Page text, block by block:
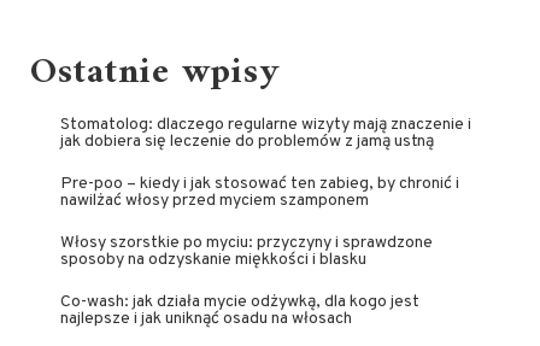
Ostatnie wpisy
Stomatolog: dlaczego regularne wizyty mają znaczenie i
jak dobiera się leczenie do problemów z jamą ustną
Pre-poo – kiedy i jak stosować ten zabieg, by chronić i
nawilżać włosy przed myciem szamponem
Włosy szorstkie po myciu: przyczyny i sprawdzone
sposoby na odzyskanie miękkości i blasku
Co-wash: jak działa mycie odżywką, dla kogo jest
najlepsze i jak uniknąć osadu na włosach